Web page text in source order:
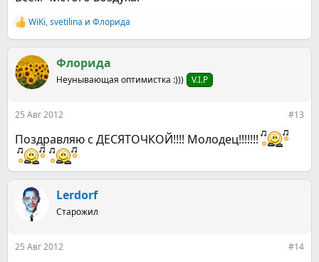
Р
е
к
ц
и
WiKi,svetilina и Флорида
Флорида
Неунывающая оптимистка :))) V.I.P
25 Авг 2012 #13
Поздравляю с ДЕСЯТОЧКОЙ!!!! Молодец!!!!!!!
Lerdorf
Старожил
25 Авг 2012 #14